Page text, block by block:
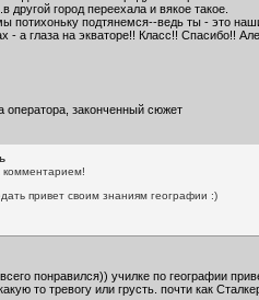
другой город переехала и вякое такое.
потихоньку подтянемся--ведь ты - это
- а глаза на экваторе!! Класс!! Спасибо!!
оператора, законченный сюжет
комментарием!
привет своим знаниям географии :)
понравился)) училке по географии
то тревогу или грусть. почти как